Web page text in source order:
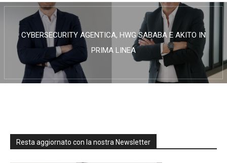
CYBERSECURITY AGENTICA, HWG SABABA E AKITO IN
PRIMA LINEA
Resta aggiornato con la nostra Newsletter